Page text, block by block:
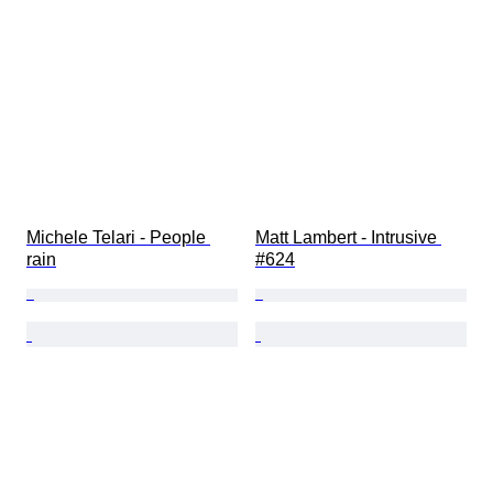
Michele Telari - People
rain
Matt Lambert - Intrusive
#624